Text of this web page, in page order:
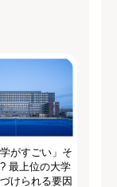
学がすごい」そ
最上位の大学
けられる要因